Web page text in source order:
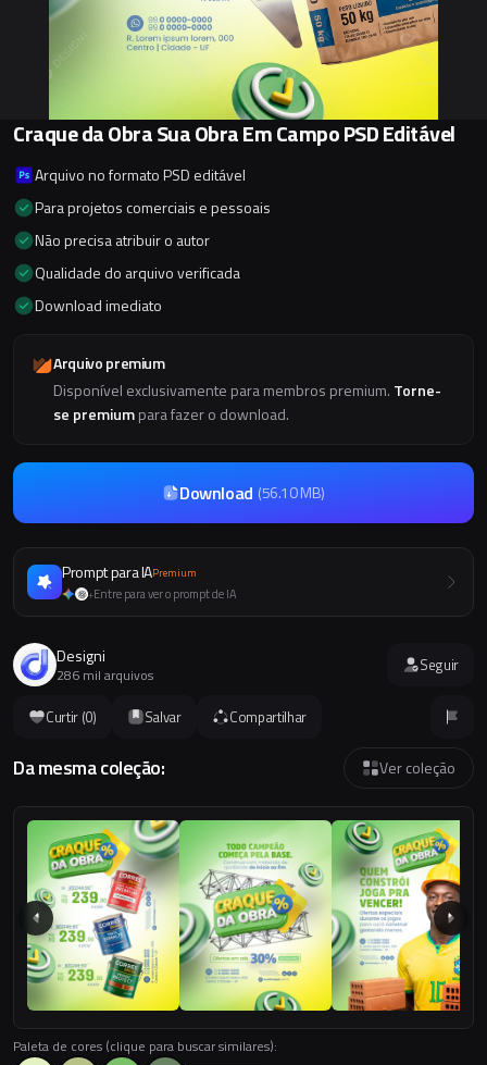
Da mesma coleção: Ver coleção
Curtir (0) Salvar Compartilhar
Paleta de cores (clique para buscar similares):
Craque da Obra Sua Obra Em Campo PSD Editável
Arquivo no formato PSD editável
Para projetos comerciais e pessoais
Não precisa atribuir o autor
Qualidade do arquivo verificada
Download imediato
Arquivo premium
Disponível exclusivamente para membros premium. Torne-
se premiumpara fazer o download.
Download (56.10 MB)
Prompt para IAPremium
+Entre para ver o prompt de IA
Designi
286 mil arquivos Seguir